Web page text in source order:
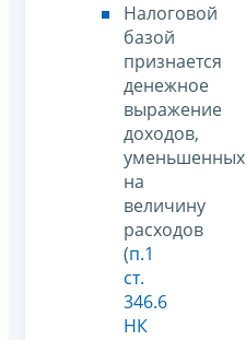
Налоговой
базой
признается
денежное
выражение
доходов,
уменьшенных
на
величину
расходов
(п.1
ст.
346.6
НК